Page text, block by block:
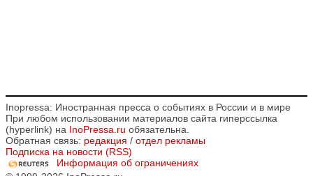
Inopressa: Иностранная пресса о событиях в России и в мире
При любом использовании материалов сайта гиперссылка
(hyperlink) на InoPressa.ru обязательна.
Обратная связь: редакция / отдел рекламы
Подписка на новости (RSS)
Информация об ограничениях